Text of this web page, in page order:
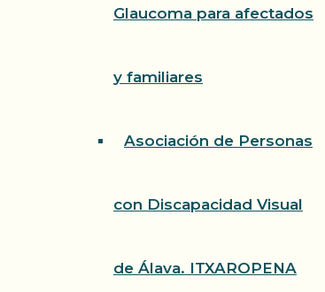
Glaucoma para afectados
y familiares
Asociación de Personas
con Discapacidad Visual
de Álava. ITXAROPENA